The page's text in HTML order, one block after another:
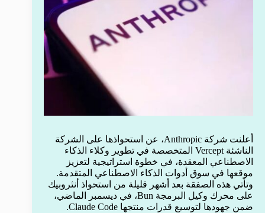
أعلنت شركة Anthropic، عن استحواذها على الشركة
الناشئة Vercept المتخصصة في تطوير وكلاء الذكاء
الاصطناعي المعقدة، في خطوة استراتيجية لتعزيز
موقعها في سوق أدوات الذكاء الاصطناعي المتقدمة.
وتأتي هذه الصفقة بعد أشهر قليلة من استحواذ أنثروبيك
على محرك وكيل البرمجة Bun، في ديسمبر الماضي،
ضمن جهودها لتوسيع قدرات منتجها Claude Code.